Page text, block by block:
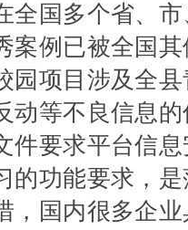
全国多个省、
案例已被全国
园项目涉及全
动等不良信息
件要求平台信
的功能要求，
，国内很多企